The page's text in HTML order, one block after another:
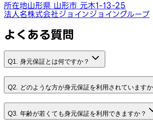
所在地山形県 山形市 元木1-13-25
法人名株式会社ジョインジョイングループ
よくある質問
Q1. 身元保証とは何ですか？
Q2. どのような方が身元保証を利用されていますか
Q3. 年齢が若くても身元保証を利用できますか？